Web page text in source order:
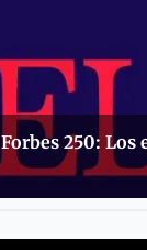
Forbes 250: Los